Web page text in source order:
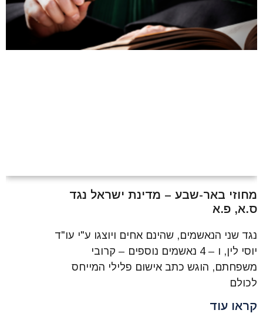
מחוזי באר-שבע – מדינת ישראל נגד
ס.א, פ.א
נגד שני הנאשמים, שהינם אחים ויוצגו ע"י עו"ד
יוסי לין, ו – 4 נאשמים נוספים – קרובי
משפחתם, הוגש כתב אישום פלילי המייחס
לכולם
קראו עוד